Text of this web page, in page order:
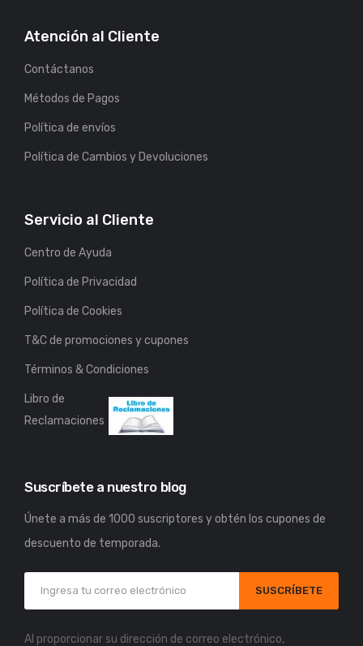
Atención al Cliente
Contáctanos
Métodos de Pagos
Política de envíos
Política de Cambios y Devoluciones
Servicio al Cliente
Centro de Ayuda
Política de Privacidad
Política de Cookies
T&C de promociones y cupones
Términos & Condiciones
Libro de
Reclamaciones
Suscríbete a nuestro blog
Únete a más de 1000 suscriptores y obtén los cupones de
descuento de temporada.
SUSCRÍBETE
Al proporcionar su dirección de correo electrónico,